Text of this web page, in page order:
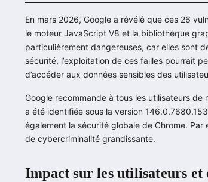
En mars 2026, Google a révélé que ces 26
le moteur JavaScript V8 et la bibliothèque
particulièrement dangereuses, car elles sont
sécurité, l’exploitation de ces failles pourrait
d’accéder aux données sensibles des
Google recommande à tous les utilisateurs
a été identifiée sous la version
également la sécurité globale de Chrome. Par
de cybercriminalité grandissante.
Impact sur les utilisateurs et